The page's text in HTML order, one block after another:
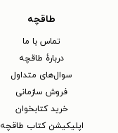
طاقچه
تماس با ما
دربارهٔ طاقچه
سوال‌های متداول
فروش سازمانی
خرید کتابخوان
اپلیکیشن کتاب طاقچه